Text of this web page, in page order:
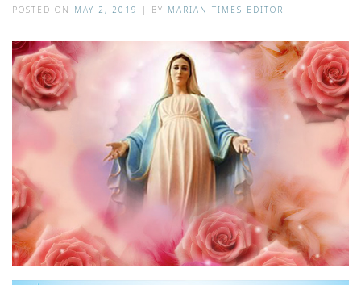
POSTED ON MAY 2, 2019 BY MARIAN TIMES EDITOR